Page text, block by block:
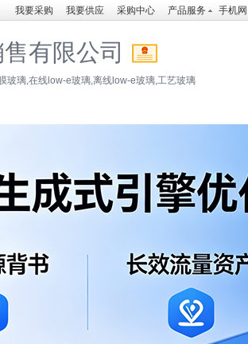
我要采购 我要供应 采购中心 产品服务 手机网
有限公司
玻璃,在线low-e玻璃,离线low-e玻璃,工艺玻璃